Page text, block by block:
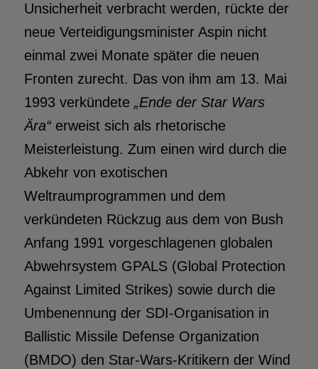
Unsicherheit verbracht werden, rückte der
neue Verteidigungsminister Aspin nicht
einmal zwei Monate später die neuen
Fronten zurecht. Das von ihm am 13. Mai
1993 verkündete „Ende der Star Wars
Ära“erweist sich als rhetorische
Meisterleistung. Zum einen wird durch die
Abkehr von exotischen
Weltraumprogrammen und dem
verkündeten Rückzug aus dem von Bush
Anfang 1991 vorgeschlagenen globalen
Abwehrsystem GPALS (Global Protection
Against Limited Strikes) sowie durch die
Umbenennung der SDI-Organisation in
Ballistic Missile Defense Organization
(BMDO) den Star-Wars-Kritikern der Wind